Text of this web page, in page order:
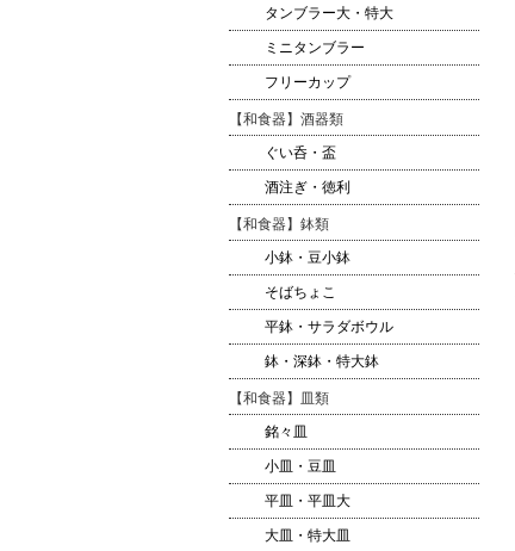
タンブラー大・特大
ミニタンブラー
フリーカップ
【和食器】酒器類
ぐい呑・盃
酒注ぎ・徳利
【和食器】鉢類
小鉢・豆小鉢
そばちょこ
平鉢・サラダボウル
鉢・深鉢・特大鉢
【和食器】皿類
銘々皿
小皿・豆皿
平皿・平皿大
大皿・特大皿